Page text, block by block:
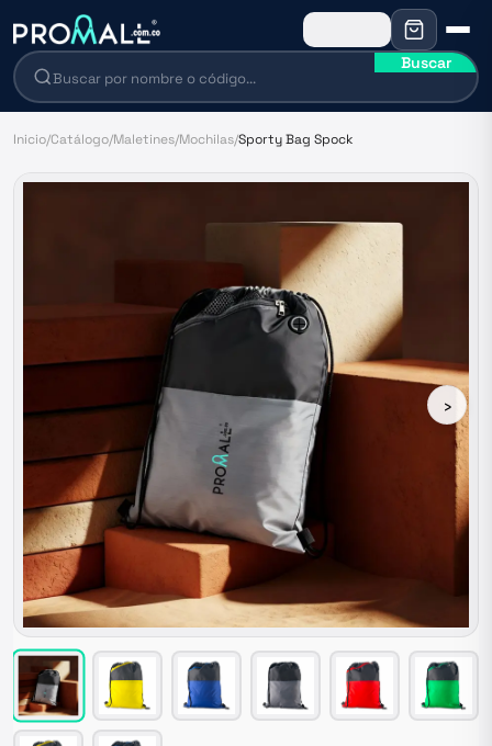
Buscar
Inicio/Catálogo/Maletines/Mochilas/Sporty Bag Spock
›